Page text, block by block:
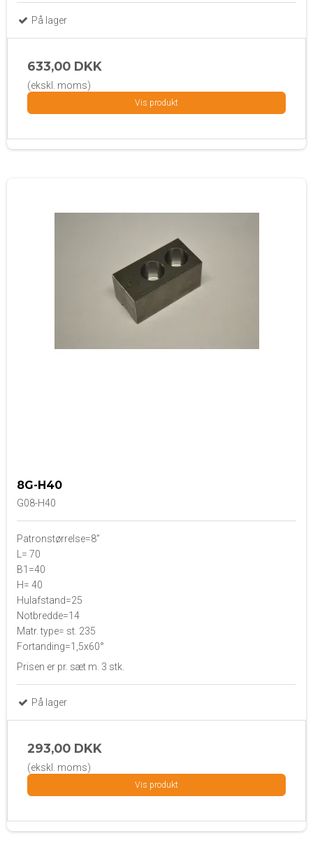
På lager
633,00 DKK
(ekskl. moms)
Vis produkt
8G-H40
G08-H40
Patronstørrelse=8”
L= 70
B1=40
H= 40
Hulafstand=25
Notbredde=14
Matr. type= st. 235
Fortanding=1,5x60°
Prisen er pr. sæt m. 3 stk.
På lager
293,00 DKK
(ekskl. moms)
Vis produkt